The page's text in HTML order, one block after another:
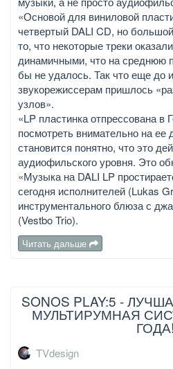
«Основой для виниловой
четвертый DALI CD, но
то, что некоторые треки
динамичными, что на среднюю
бы не удалось. Так что еще до
звукорежиссерам пришлось
узлов».
«LP пластинка отпрессована в
посмотреть внимательно на ее
становится понятно, что это
аудиофильского уровня. Это
«Музыка на DALI LP
сегодня исполнителей (Lukas
инструментального блюза с
(Vestbo Trio).
Читать дальше
SONOS PLAY:5 -
МУЛЬТИРУМНАЯ
ГОДА!
TVdesign